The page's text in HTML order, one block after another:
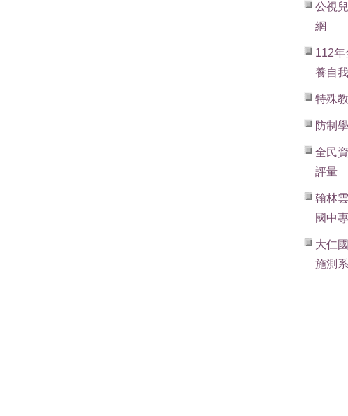
公視
網
112年
養自
特殊
防制
全民
評量
翰林
國中
大仁
施測